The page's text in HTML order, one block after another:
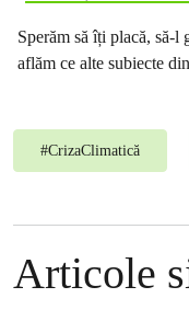
Sperăm să îți placă, să-l
aflăm ce alte subiecte
#CrizaClimatică
Articole